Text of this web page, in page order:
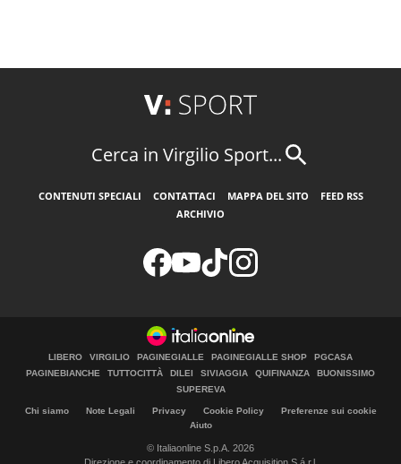
Cerca in Virgilio Sport...
CONTENUTI SPECIALI CONTATTACI MAPPA DEL SITO
FEED RSS
ARCHIVIO
LIBERO VIRGILIO PAGINEGIALLE PAGINEGIALLE SHOP
PGCASA
PAGINEBIANCHE
TUTTOCITTÀ DILEI SIVIAGGIA QUIFINANZA
BUONISSIMO
SUPEREVA
Chi siamo Note Legali Privacy Cookie Policy
Preferenze sui cookie
Aiuto
© Italiaonline S.p.A. 2026